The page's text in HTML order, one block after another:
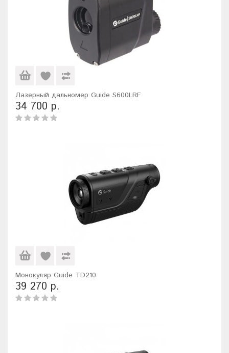
Лазерный дальномер Guide S600LRF
34 700 р.
Монокуляр Guide TD210
39 270 р.